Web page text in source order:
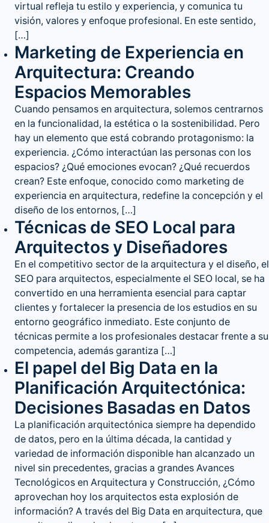
virtual refleja tu estilo y experiencia, y comunica tu
visión, valores y enfoque profesional. En este sentido,
[…]
Marketing de Experiencia en
Arquitectura: Creando
Espacios Memorables
Cuando pensamos en arquitectura, solemos centrarnos
en la funcionalidad, la estética o la sostenibilidad. Pero
hay un elemento que está cobrando protagonismo: la
experiencia. ¿Cómo interactúan las personas con los
espacios? ¿Qué emociones evocan? ¿Qué recuerdos
crean? Este enfoque, conocido como marketing de
experiencia en arquitectura, redefine la concepción y el
diseño de los entornos, […]
Técnicas de SEO Local para
Arquitectos y Diseñadores
En el competitivo sector de la arquitectura y el diseño, el
SEO para arquitectos, especialmente el SEO local, se ha
convertido en una herramienta esencial para captar
clientes y fortalecer la presencia de los estudios en su
entorno geográfico inmediato. Este conjunto de
técnicas permite a los profesionales destacar frente a su
competencia, además garantiza […]
El papel del Big Data en la
Planificación Arquitectónica:
Decisiones Basadas en Datos
La planificación arquitectónica siempre ha dependido
de datos, pero en la última década, la cantidad y
variedad de información disponible han alcanzado un
nivel sin precedentes, gracias a grandes Avances
Tecnológicos en Arquitectura y Construcción, ¿Cómo
aprovechan hoy los arquitectos esta explosión de
información? A través del Big Data en arquitectura, que